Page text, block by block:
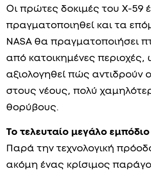
Οι πρώτες δοκιμές του X-59
πραγματοποιηθεί και τα
NASA θα πραγματοποιήσει
από κατοικημένες περιοχές,
αξιολογηθεί πώς αντιδρούν
στους νέους, πολύ
θορύβους.
Το τελευταίο μεγάλο εμπόδιο
Παρά την τεχνολογική
ακόμη ένας κρίσιμος